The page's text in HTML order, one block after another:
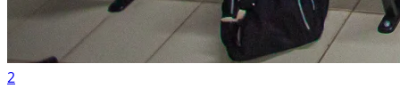
2